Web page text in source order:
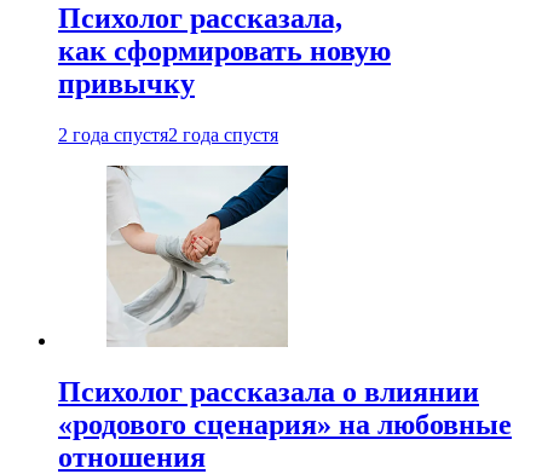
Психолог рассказала,
как сформировать новую
привычку
2 года спустя2 года спустя
Психолог рассказала о влиянии
«родового сценария» на любовные
отношения